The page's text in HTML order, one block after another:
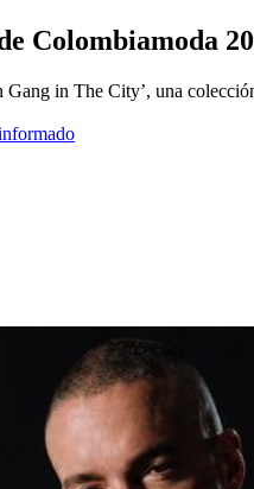
Colombiamoda
in The City’, una